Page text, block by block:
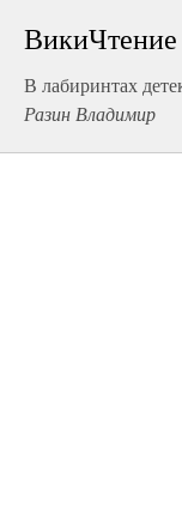
ВикиЧтение
В лабиринтах
Разин Владимир